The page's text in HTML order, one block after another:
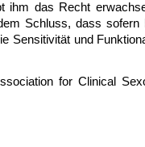
ihm das Recht
Schluss, dass sofern
Sensitivität und
for Clinical